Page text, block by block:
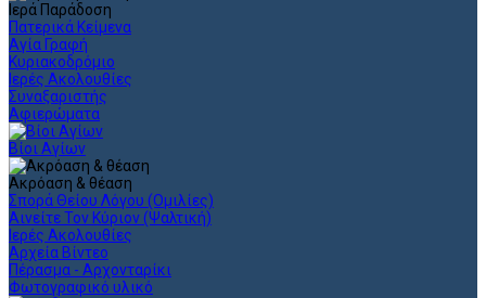
Ιερά Παράδοση
Πατερικά Κείμενα
Αγία Γραφή
Κυριακοδρόμιο
Ιερές Ακολουθίες
Συναξαριστής
Αφιερώματα
Βίοι Αγίων
Ακρόαση & θέαση
Σπορά Θείου Λόγου (Ομιλίες)
Αινείτε Τον Κύριον (Ψαλτική)
Ιερές Ακολουθίες
Αρχεία Βίντεο
Πέρασμα - Αρχονταρίκι
Φωτογραφικό υλικό